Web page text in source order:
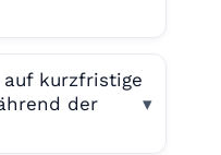
kurzfristige
der